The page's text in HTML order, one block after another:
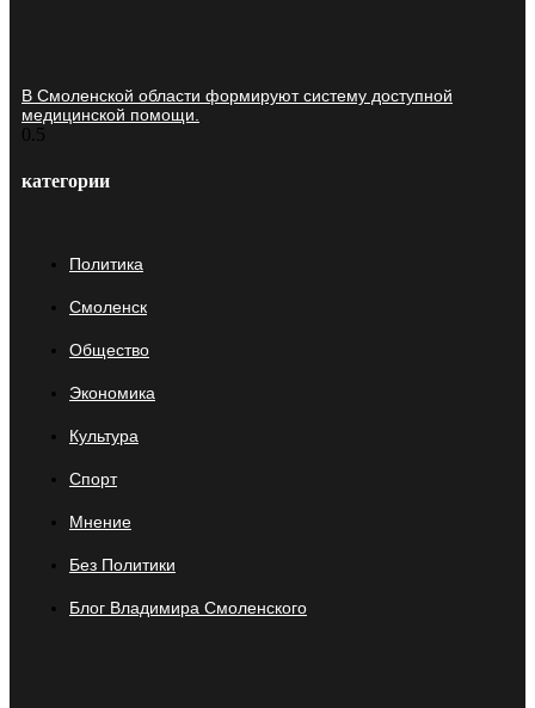
В Смоленской области формируют систему доступной
медицинской помощи.
категории
Политика
Смоленск
Общество
Экономика
Культура
Спорт
Мнение
Без Политики
Блог Владимира Смоленского